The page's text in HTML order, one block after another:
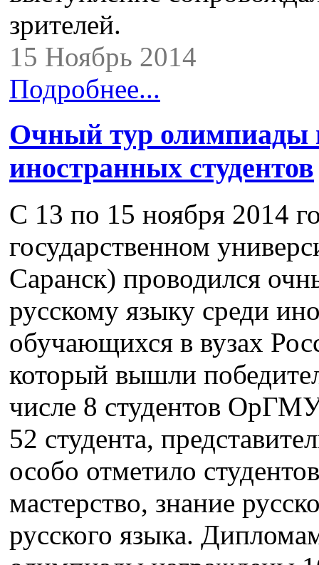
зрителей.
15 Ноябрь 2014
Подробнее...
Очный тур олимпиады
иностранных студентов
С 13 по 15 ноября 2014
государственном
Саранск) проводился
русскому языку среди
обучающихся в вузах
который вышли
числе 8 студентов
52 студента,
особо отметило
мастерство, знание
русского языка.